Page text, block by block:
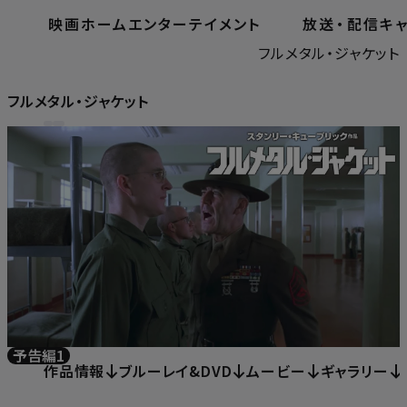
映画ホームエンターテイメント 放送 ・ 配信キ
ホーム
ホームエンターテイメント
フルメタル・ジャケット
フルメタル・ジャケット
予告編1
作品情報 ブルーレイ&DVD ムービー ギャラリー